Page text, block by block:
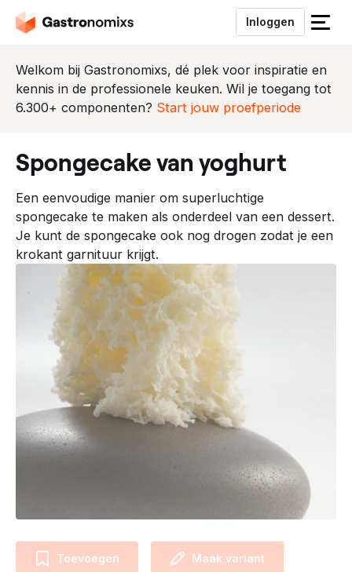
Inloggen
S
u
i
n
u
Welkom bij Gastronomixs, dé plek voor inspiratie en
kennis in de professionele keuken. Wil je toegang tot
6.300+ componenten? Start jouw proefperiode
spongecake van yoghurt
Een eenvoudige manier om superluchtige
spongecake te maken als onderdeel van een dessert.
Je kunt de spongecake ook nog drogen zodat je een
krokant garnituur krijgt.
Toevoegen Maak variant